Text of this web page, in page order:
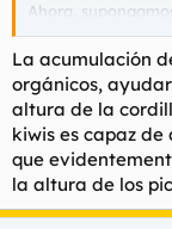
Ahora,
extremadamente
montaña
colocado genera
tiempo, eleva la
acumulan, la
En esta historia
montaña de los
La acumulación
orgánicos,
altura de la
kiwis es capaz
que
la altura de los